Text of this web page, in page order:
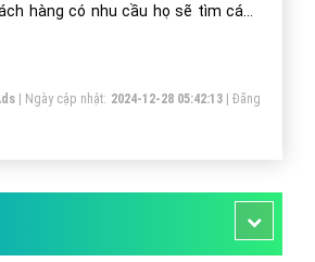
hàng có nhu cầu họ sẽ tìm cách
| Ngày cập nhật: 2024-12-28 05:42:13|Đăng